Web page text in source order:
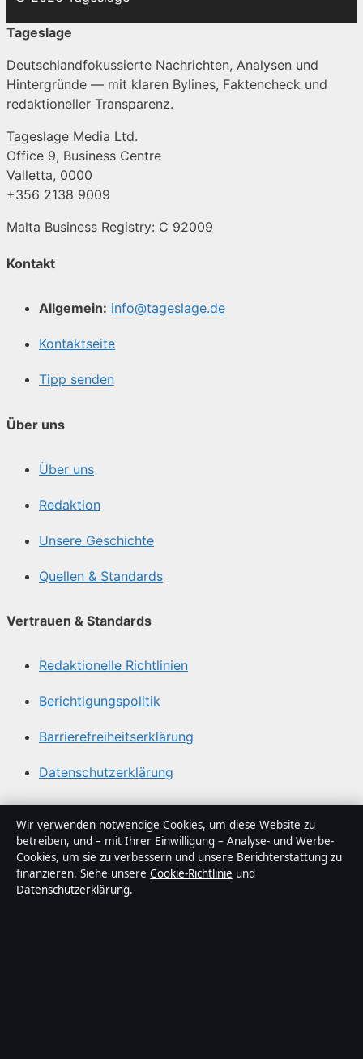
Tageslage
Deutschlandfokussierte Nachrichten, Analysen und
Hintergründe — mit klaren Bylines, Faktencheck und
redaktioneller Transparenz.
Tageslage Media Ltd.
Office 9, Business Centre
Valletta, 0000
+356 2138 9009
Malta Business Registry: C 92009
Kontakt
Allgemein: info@tageslage.de
Kontaktseite
Tipp senden
Über uns
Über uns
Redaktion
Unsere Geschichte
Quellen & Standards
Vertrauen & Standards
Redaktionelle Richtlinien
Berichtigungspolitik
Barrierefreiheitserklärung
Datenschutzerklärung
Über Tageslage in Kürze
Tageslage ist ein unabhängiger digitaler
Nachrichtenanbieter mit Fokus auf Politik, Wirtschaft,
Technik und Gesellschaft in Deutschland. Jeder Artikel
Wir verwenden notwendige Cookies, um diese Website zu
betreiben, und – mit Ihrer Einwilligung – Analyse- und Werbe-
Cookies, um sie zu verbessern und unsere Berichterstattung zu
finanzieren. Siehe unsere Cookie-Richtlinie und
Datenschutzerklärung.